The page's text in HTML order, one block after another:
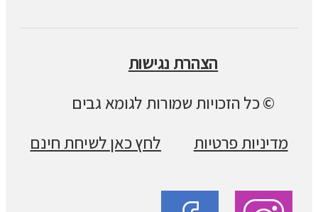
הצהרת נגישות
© כל הזכויות שמורות לגומא גבים
מדיניות פרטיות
לחץ כאן לשיחת חינם